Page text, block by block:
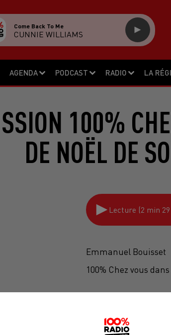
AGENDA PODCAST RADIO LA
Come Back To Me
CUNNIE WILLIAMS
100%
DE NOËL DE
Lecture (2 min 29
Emmanuel Bouisset
100% Chez vous